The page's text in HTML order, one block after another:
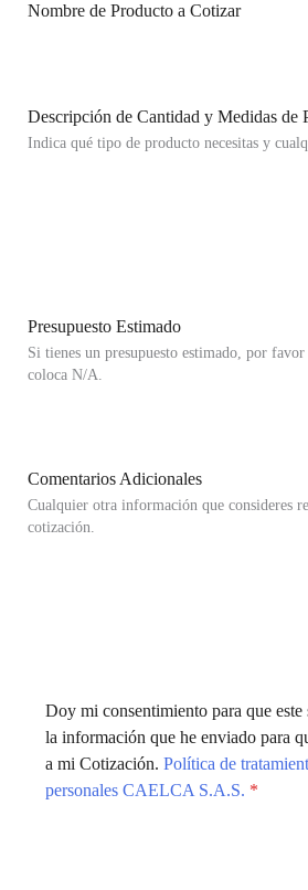
Nombre de Producto a Cotizar
Descripción de Cantidad y Medidas de
Indica qué tipo de producto necesitas y
Presupuesto Estimado
Si tienes un presupuesto estimado, por
coloca N/A.
Comentarios Adicionales
Cualquier otra información que consideres
cotización.
Doy mi consentimiento para que
la información que he enviado para
a mi Cotización. Política de
personales CAELCA S.A.S. *